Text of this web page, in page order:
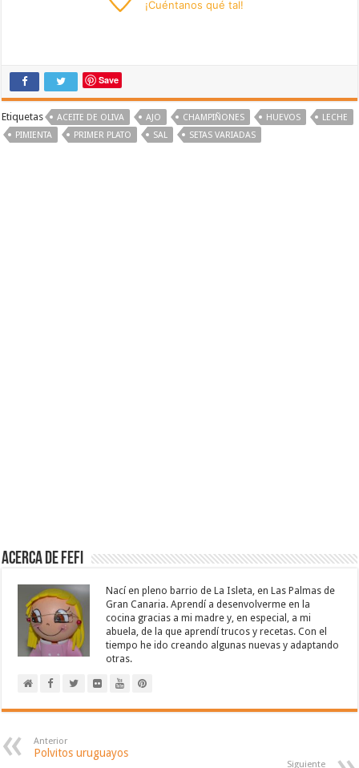
¡Cuéntanos qué tal!
Save
Etiquetas ACEITE DE OLIVA AJO CHAMPIÑONES HUEVOS
LECHE
PIMIENTA
PRIMER PLATO SAL SETAS VARIADAS
Acerca de Fefi
Nací en pleno barrio de La Isleta, en Las Palmas de
Gran Canaria. Aprendí a desenvolverme en la
cocina gracias a mi madre y, en especial, a mi
abuela, de la que aprendí trucos y recetas. Con el
tiempo he ido creando algunas nuevas y adaptando
otras.
Anterior
Polvitos uruguayos
Siguiente